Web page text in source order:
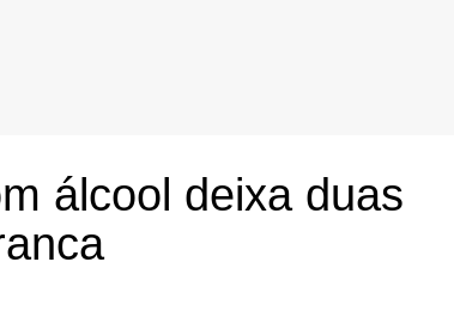
álcool deixa duas